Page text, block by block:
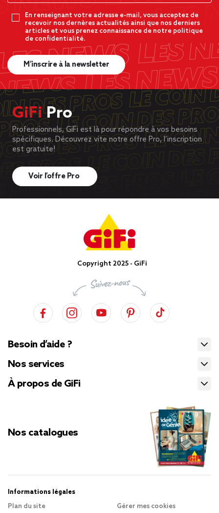
En renseignant votre adresse e-mail, vous acceptez de
recevoir nos dernères actualités ainsi que nos derniers
articles et vous prenez connaissance de notre politique
de confidentialité.
M’inscrire à la newsletter
GiFiPro
Professionnels, GiFi est là pour répondre à vos besoins
spécifiques. Découvrez vite notre offre Pro, l’inscription
est gratuite!
Voir l’offre Pro
Copyright 2025 - GiFi
Besoin d’aide ?
Nos services
À propos de GiFi
Nos catalogues
Informations légales
Plan du site
Gérer mes cookies